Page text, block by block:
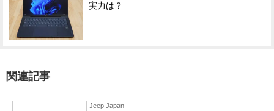
実力は？
関連記事
Jeep Japan